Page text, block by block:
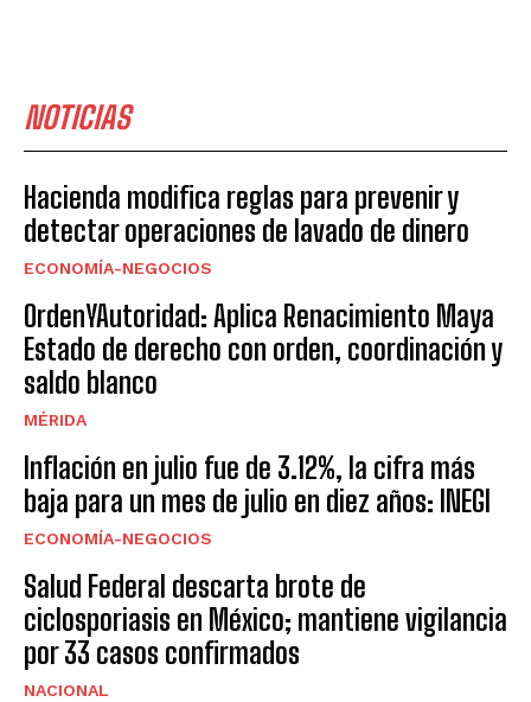
NOTICIAS
Hacienda modifica reglas para prevenir y
detectar operaciones de lavado de dinero
ECONOMÍA-NEGOCIOS
OrdenYAutoridad: Aplica Renacimiento Maya
Estado de derecho con orden, coordinación y
saldo blanco
MÉRIDA
Inflación en julio fue de 3.12%, la cifra más
baja para un mes de julio en diez años: INEGI
ECONOMÍA-NEGOCIOS
Salud Federal descarta brote de
ciclosporiasis en México; mantiene vigilancia
por 33 casos confirmados
NACIONAL